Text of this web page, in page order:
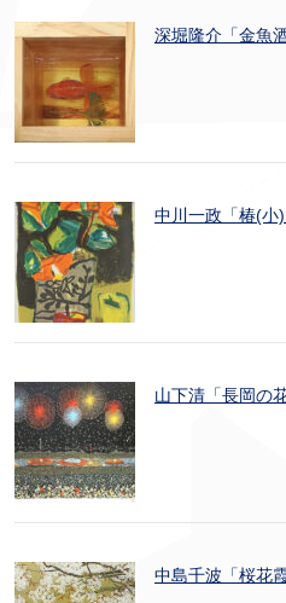
深堀隆介「金魚
中川一政「椿(小
山下清「長岡の
中島千波「桜花